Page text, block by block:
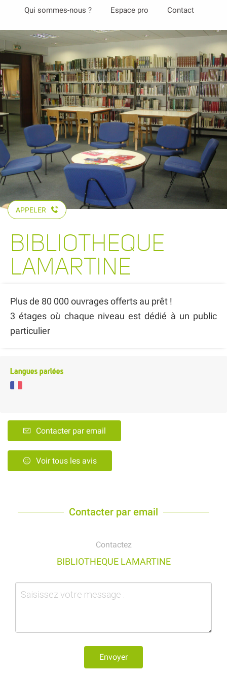
contenu
principal
Qui sommes-nous ? Espace pro Contact
APPELER
BIBLIOTHEQUE
LAMARTINE
Plus de 80 000 ouvrages offerts au prêt !
3 étages où chaque niveau est dédié à un public
particulier
Langues parlées
Contacter par email
Voir tous les avis
Contacter par email
Contactez
BIBLIOTHEQUE LAMARTINE
Envoyer